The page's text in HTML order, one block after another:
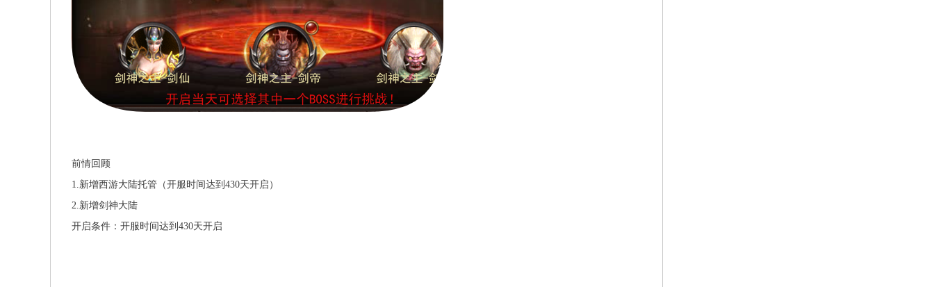
前情回顾
1.新增西游大陆托管（开服时间达到430天开启）
2.新增剑神大陆
开启条件：开服时间达到430天开启